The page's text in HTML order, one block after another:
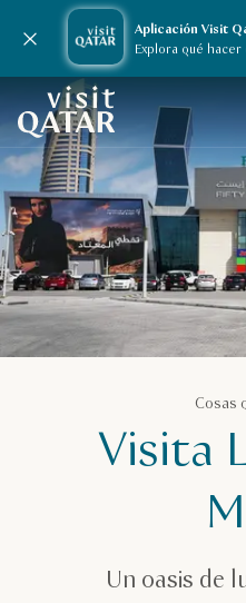
Aplicación Visit
Explora qué
Cerrar notificación
Página de inicio de Visit
Cosas que hacer en Catar
Centros comerciales
Cosas
Visita
Un oasis de